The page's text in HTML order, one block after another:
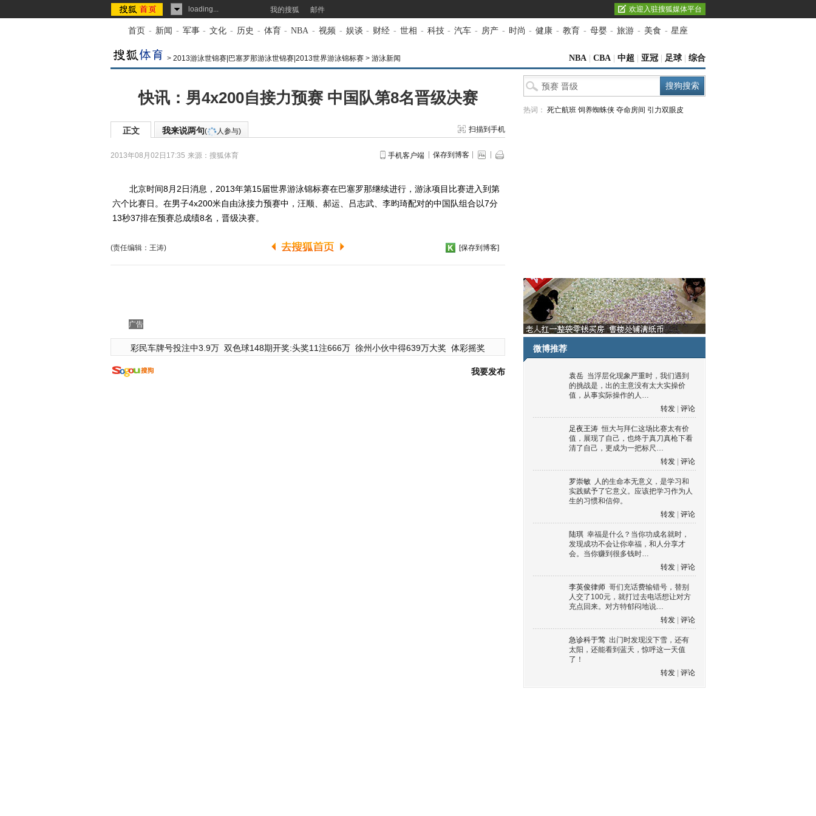
loading... 我的搜狐 邮件 欢迎入驻搜狐媒体平台
首页 - 新闻 - 军事 - 文化 - 历史 - 体育 - NBA - 视频 - 娱谈 - 财经 - 世相 - 科技 - 汽车 - 房产 - 时尚 - 健康 - 教育 - 母婴 - 旅游 - 美食 - 星座
> 2013游泳世锦赛|巴塞罗那游泳世锦赛|2013世界游泳锦标赛 > 游泳新闻 NBA CBA 中超 亚冠 足球 综合
快讯：男4x200自接力预赛 中国队第8名晋级决赛
正文 我来说两句( 人参与) 扫描到手机
2013年08月02日17:35 来源： 搜狐体育 手机客户端 保存到博客
北京时间8月2日消息，2013年第15届世界游泳锦标赛在巴塞罗那继续进行，游泳项目比赛进入到第
六个比赛日。在男子4x200米自由泳接力预赛中，汪顺、郝运、吕志武、李昀琦配对的中国队组合以7分
13秒37排在预赛总成绩8名，晋级决赛。
(责任编辑：王涛) [保存到博客]
广告
彩民车牌号投注中3.9万 双色球148期开奖:头奖11注666万 徐州小伙中得639万大奖 体彩摇奖
我要发布
热词： 死亡航班 饲养蜘蛛侠 夺命房间 引力双眼皮
微博推荐
袁岳 当浮层化现象严重时，我们遇到
的挑战是，出的主意没有太大实操价
值，从事实际操作的人…
转发
评论
足夜王涛 恒大与拜仁这场比赛太有价
值，展现了自己，也终于真刀真枪下看
清了自己，更成为一把标尺…
转发
评论
罗崇敏 人的生命本无意义，是学习和
实践赋予了它意义。应该把学习作为人
生的习惯和信仰。
转发
评论
陆琪 幸福是什么？当你功成名就时，
发现成功不会让你幸福，和人分享才
会。当你赚到很多钱时…
转发
评论
李英俊律师 哥们充话费输错号，替别
人交了100元，就打过去电话想让对方
充点回来。对方特郁闷地说…
转发
评论
急诊科于莺 出门时发现没下雪，还有
太阳，还能看到蓝天，惊呼这一天值
了！
转发
评论